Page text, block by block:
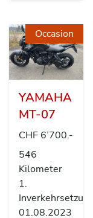
Occasion
YAMAHA
MT-07
CHF 6’700.-
546
Kilometer
1.
01.08.2023